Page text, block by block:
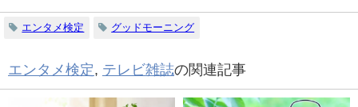
エンタメ検定 グッドモーニング
エンタメ検定, テレビ雑誌の関連記事